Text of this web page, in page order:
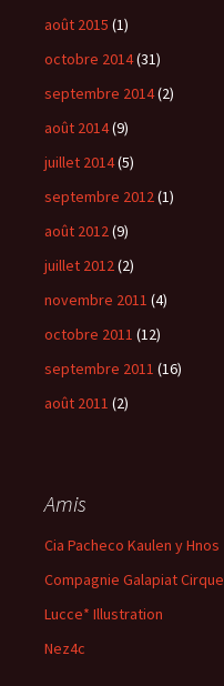
août 2015 (1)
octobre 2014(31)
septembre 2014(2)
août 2014(9)
juillet 2014(5)
septembre 2012(1)
août 2012(9)
juillet 2012(2)
novembre 2011 (4)
octobre 2011 (12)
septembre 2011 (16)
août 2011 (2)
Amis
Cia Pacheco Kaulen y Hnos
Compagnie Galapiat Cirque
Lucce* Illustration
Nez4c